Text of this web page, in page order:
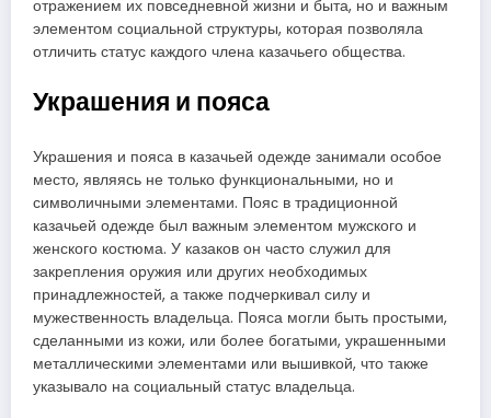
отражением их повседневной жизни и быта, но и важным
элементом социальной структуры, которая позволяла
отличить статус каждого члена казачьего общества.
Украшения и пояса
Украшения и пояса в казачьей одежде занимали особое
место, являясь не только функциональными, но и
символичными элементами. Пояс в традиционной
казачьей одежде был важным элементом мужского и
женского костюма. У казаков он часто служил для
закрепления оружия или других необходимых
принадлежностей, а также подчеркивал силу и
мужественность владельца. Пояса могли быть простыми,
сделанными из кожи, или более богатыми, украшенными
металлическими элементами или вышивкой, что также
указывало на социальный статус владельца.